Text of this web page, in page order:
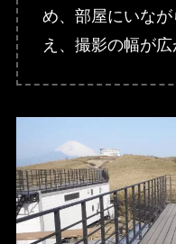
め、部屋にいな
え、撮影の幅が広